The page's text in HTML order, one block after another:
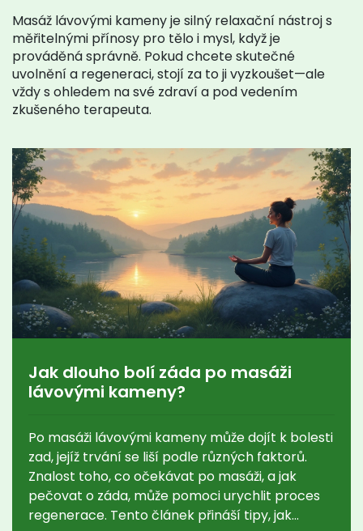
Masáž lávovými kameny je silný relaxační nástroj s
měřitelnými přínosy pro tělo i mysl, když je
prováděná správně. Pokud chcete skutečné
uvolnění a regeneraci, stojí za to ji vyzkoušet—ale
vždy s ohledem na své zdraví a pod vedením
zkušeného terapeuta.
Jak dlouho bolí záda po masáži
lávovými kameny?
Po masáži lávovými kameny může dojít k bolesti
zad, jejíž trvání se liší podle různých faktorů.
Znalost toho, co očekávat po masáži, a jak
pečovat o záda, může pomoci urychlit proces
regenerace. Tento článek přináší tipy, jak